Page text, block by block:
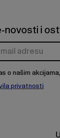
novosti i
o našim
privatnosti